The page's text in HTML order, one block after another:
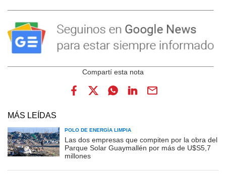
MÁS LEÍDAS
POLO DE ENERGÍA LIMPIA
Las dos empresas que compiten por la obra del
Parque Solar Guaymallén por más de U$S5,7
millones